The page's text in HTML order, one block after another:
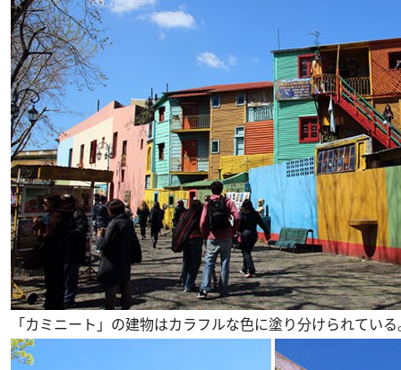
「カミニート」の建物はカラフルな色に塗り分けられてい